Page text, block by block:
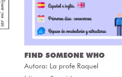
FIND SOMEONE WHO
Autora: La profe Raquel